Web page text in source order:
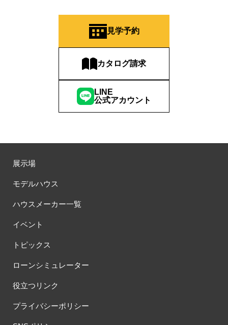
見学予約
カタログ請求
LINE
公式アカウント
展示場
モデルハウス
ハウスメーカー一覧
イベント
トピックス
ローンシミュレーター
役立つリンク
プライバシーポリシー